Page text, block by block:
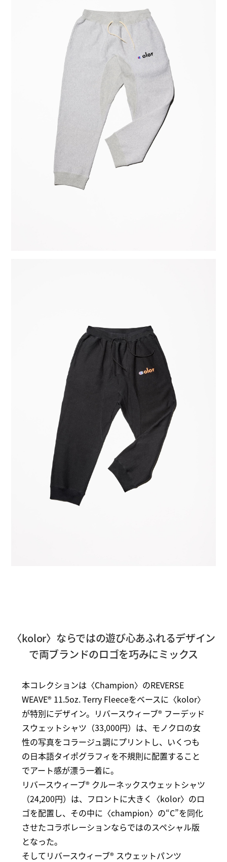
〈kolor〉ならではの遊び心あふれるデザイン
で両ブランドのロゴを巧みにミックス
本コレクションは〈Champion〉のREVERSE
WEAVE® 11.5oz. Terry Fleeceをベースに〈kolor〉
が特別にデザイン。リバースウィーブ® フーデッド
スウェットシャツ（33,000円）は、モノクロの女
性の写真をコラージュ調にプリントし、いくつも
の日本語タイポグラフィを不規則に配置すること
でアート感が漂う一着に。
リバースウィーブ® クルーネックスウェットシャツ
（24,200円）は、フロントに大きく〈kolor〉のロ
ゴを配置し、その中に〈champion〉の“C”を同化
させたコラボレーションならではのスペシャル版
となった。
そしてリバースウィーブ® スウェットパンツ